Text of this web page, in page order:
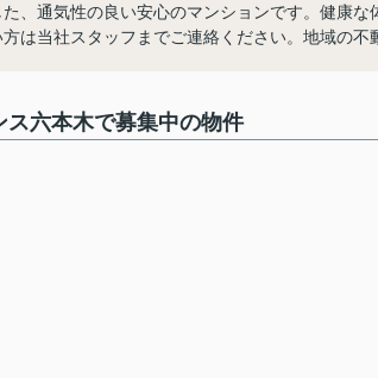
、通気性の良い安心のマンションです。健康
は当社スタッフまでご連絡ください。地域の不
ス六本木で募集中の物件